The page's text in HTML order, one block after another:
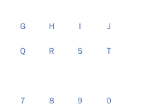
Ｇ Ｈ Ｉ Ｊ
Ｑ Ｒ Ｓ Ｔ
７ ８ ９ ０